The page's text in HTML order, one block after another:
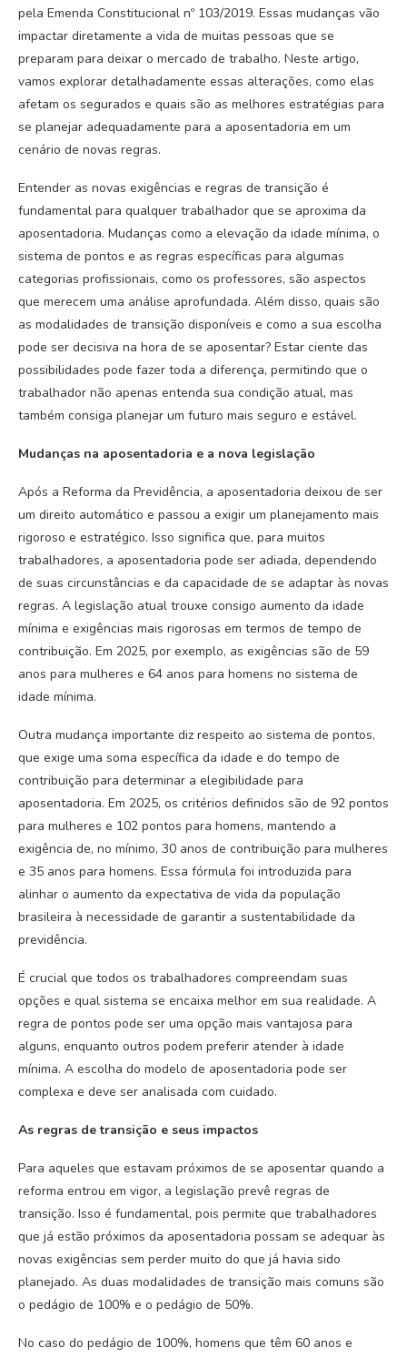
pela Emenda Constitucional nº 103/2019. Essas mudanças vão
impactar diretamente a vida de muitas pessoas que se
preparam para deixar o mercado de trabalho. Neste artigo,
vamos explorar detalhadamente essas alterações, como elas
afetam os segurados e quais são as melhores estratégias para
se planejar adequadamente para a aposentadoria em um
cenário de novas regras.
Entender as novas exigências e regras de transição é
fundamental para qualquer trabalhador que se aproxima da
aposentadoria. Mudanças como a elevação da idade mínima, o
sistema de pontos e as regras específicas para algumas
categorias profissionais, como os professores, são aspectos
que merecem uma análise aprofundada. Além disso, quais são
as modalidades de transição disponíveis e como a sua escolha
pode ser decisiva na hora de se aposentar? Estar ciente das
possibilidades pode fazer toda a diferença, permitindo que o
trabalhador não apenas entenda sua condição atual, mas
também consiga planejar um futuro mais seguro e estável.
Mudanças na aposentadoria e a nova legislação
Após a Reforma da Previdência, a aposentadoria deixou de ser
um direito automático e passou a exigir um planejamento mais
rigoroso e estratégico. Isso significa que, para muitos
trabalhadores, a aposentadoria pode ser adiada, dependendo
de suas circunstâncias e da capacidade de se adaptar às novas
regras. A legislação atual trouxe consigo aumento da idade
mínima e exigências mais rigorosas em termos de tempo de
contribuição. Em 2025, por exemplo, as exigências são de 59
anos para mulheres e 64 anos para homens no sistema de
idade mínima.
Outra mudança importante diz respeito ao sistema de pontos,
que exige uma soma específica da idade e do tempo de
contribuição para determinar a elegibilidade para
aposentadoria. Em 2025, os critérios definidos são de 92 pontos
para mulheres e 102 pontos para homens, mantendo a
exigência de, no mínimo, 30 anos de contribuição para mulheres
e 35 anos para homens. Essa fórmula foi introduzida para
alinhar o aumento da expectativa de vida da população
brasileira à necessidade de garantir a sustentabilidade da
previdência.
É crucial que todos os trabalhadores compreendam suas
opções e qual sistema se encaixa melhor em sua realidade. A
regra de pontos pode ser uma opção mais vantajosa para
alguns, enquanto outros podem preferir atender à idade
mínima. A escolha do modelo de aposentadoria pode ser
complexa e deve ser analisada com cuidado.
As regras de transição e seus impactos
Para aqueles que estavam próximos de se aposentar quando a
reforma entrou em vigor, a legislação prevê regras de
transição. Isso é fundamental, pois permite que trabalhadores
que já estão próximos da aposentadoria possam se adequar às
novas exigências sem perder muito do que já havia sido
planejado. As duas modalidades de transição mais comuns são
o pedágio de 100% e o pedágio de 50%.
No caso do pedágio de 100%, homens que têm 60 anos e